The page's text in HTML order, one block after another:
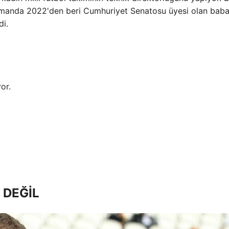
2022'den beri Cumhuriyet Senatosu üyesi olan